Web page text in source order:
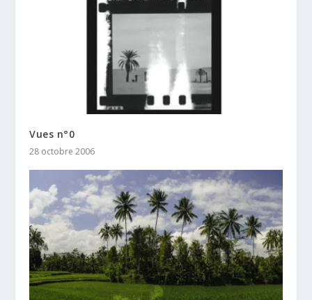
Vues n°0
28 octobre 2006